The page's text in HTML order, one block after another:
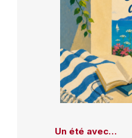
Un été avec…